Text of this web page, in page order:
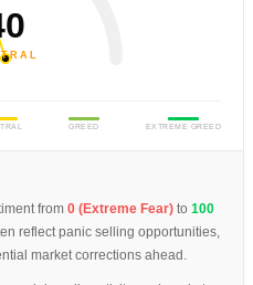
GREED EXTREME GREED
from 0 (Extreme Fear)to 100
reflect panic selling opportunities,
market corrections ahead.